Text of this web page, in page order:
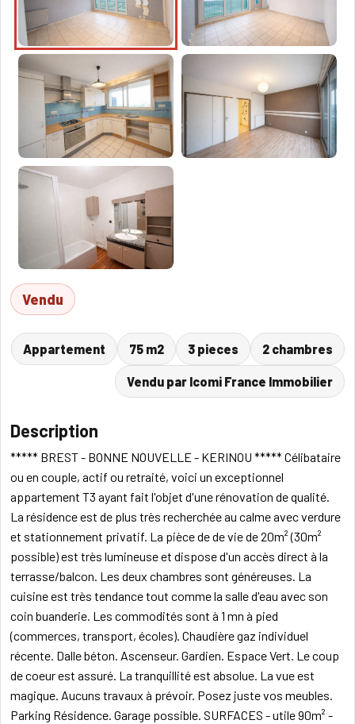
Vendu
Appartement 75 m2 3 pieces 2 chambres
Vendu par Icomi France Immobilier
Description
***** BREST - BONNE NOUVELLE - KERINOU ***** Célibataire
ou en couple, actif ou retraité, voici un exceptionnel
appartement T3 ayant fait l'objet d'une rénovation de qualité.
La résidence est de plus très recherchée au calme avec verdure
et stationnement privatif. La pièce de de vie de 20m² (30m²
possible) est très lumineuse et dispose d'un accès direct à la
terrasse/balcon. Les deux chambres sont généreuses. La
cuisine est très tendance tout comme la salle d'eau avec son
coin buanderie. Les commodités sont à 1 mn à pied
(commerces, transport, écoles). Chaudière gaz individuel
récente. Dalle béton. Ascenseur. Gardien. Espace Vert. Le coup
de coeur est assuré. La tranquillité est absolue. La vue est
magique. Aucuns travaux à prévoir. Posez juste vos meubles.
Parking Résidence. Garage possible. SURFACES - utile 90m² -